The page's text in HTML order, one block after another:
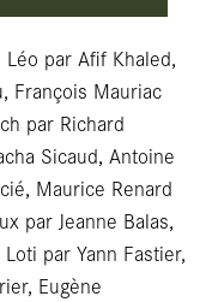
par Afif Khaled,
François Mauriac
par Richard
Sicaud, Antoine
Maurice Renard
par Jeanne Balas,
par Yann Fastier,
Eugène